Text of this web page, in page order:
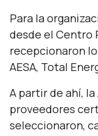
Para la
desde el Centro
recepcionaron
AESA, Total
A partir de ahí,
proveedores
seleccionaron,